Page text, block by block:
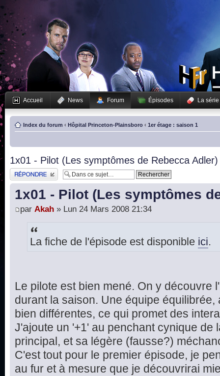
Accueil News Forum Épisodes La série
Index du forum ‹ Hôpital Princeton-Plainsboro ‹ 1er étage : saison 1
1x01 - Pilot (Les symptômes de Rebecca Adler)
Publier une réponse
1x01 - Pilot (Les symptômes
par Akah » Lun 24 Mars 2008 21:34
La fiche de l'épisode est disponible ici.
Le pilote est bien mené. On y découvre
durant la saison. Une équipe
bien différentes, ce qui promet des
J'ajoute un '+1' au penchant cynique de
principal, et sa légère (fausse?)
C'est tout pour le premier épisode, je
au fur et à mesure que je découvrirai